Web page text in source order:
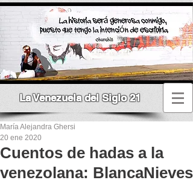
La Venezuela del Siglo 21
Cuentos de hadas a la
venezolana: BlancaNieves
María Alejandra Ghersi
20 ene 2020